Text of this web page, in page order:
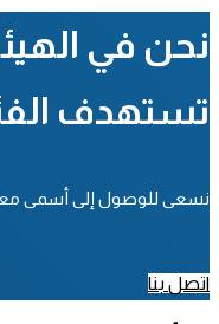
نحن في
تستهدف
نسعى للوصول إلى أسمى معاني
اتصل بنا